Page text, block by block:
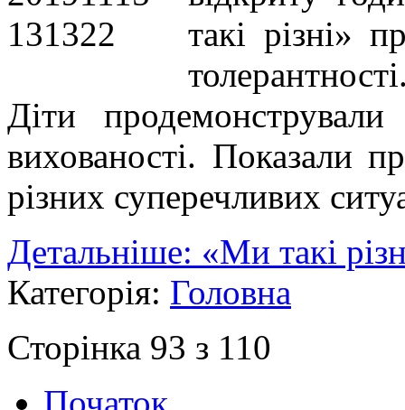
такі різні»
Діти
вихованості. Показали
різних суперечливих
Детальніше: «Ми такі
Категорія: Головна
Сторінка 93 з 110
Початок